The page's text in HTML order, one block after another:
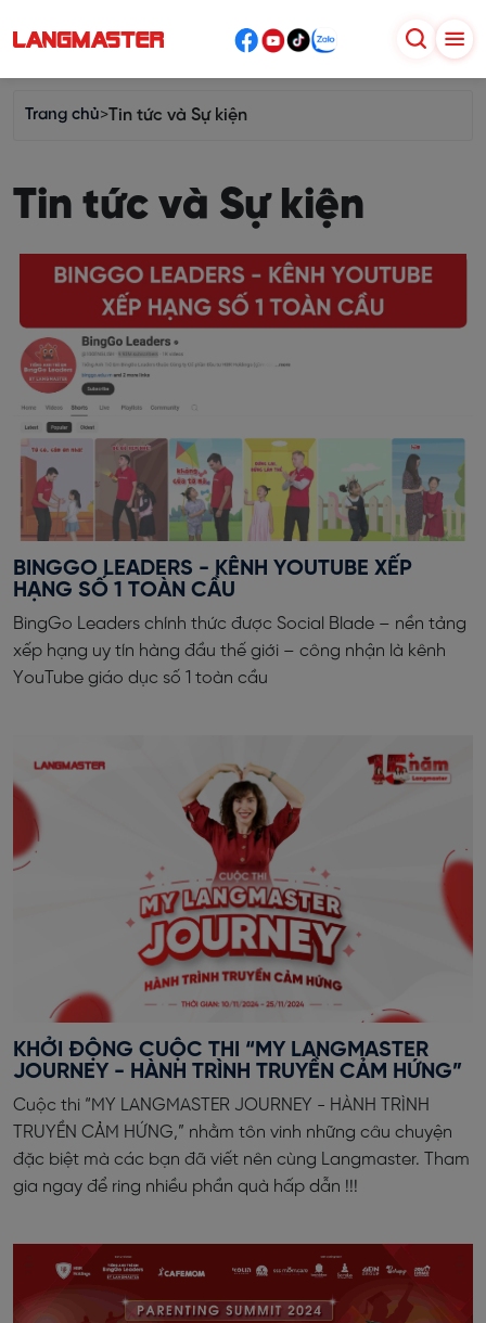
Trang chủ>Tin tức và Sự kiện
Tin tức và Sự kiện
BINGGO LEADERS - KÊNH YOUTUBE XẾP
HẠNG SỐ 1 TOÀN CẦU
BingGo Leaders chính thức được Social Blade – nền tảng
xếp hạng uy tín hàng đầu thế giới – công nhận là kênh
YouTube giáo dục số 1 toàn cầu
KHỞI ĐỘNG CUỘC THI “MY LANGMASTER
JOURNEY - HÀNH TRÌNH TRUYỀN CẢM HỨNG”
Cuộc thi “MY LANGMASTER JOURNEY - HÀNH TRÌNH
TRUYỀN CẢM HỨNG,” nhằm tôn vinh những câu chuyện
đặc biệt mà các bạn đã viết nên cùng Langmaster. Tham
gia ngay để ring nhiều phần quà hấp dẫn !!!